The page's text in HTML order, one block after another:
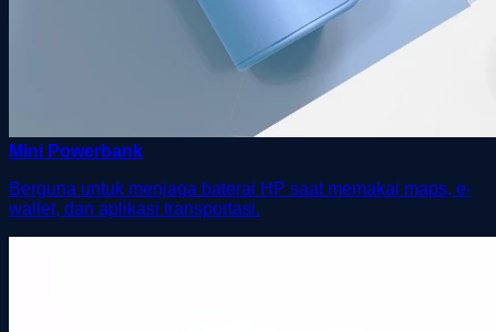
Mini Powerbank
Berguna untuk menjaga baterai HP saat memakai maps, e-
wallet, dan aplikasi transportasi.